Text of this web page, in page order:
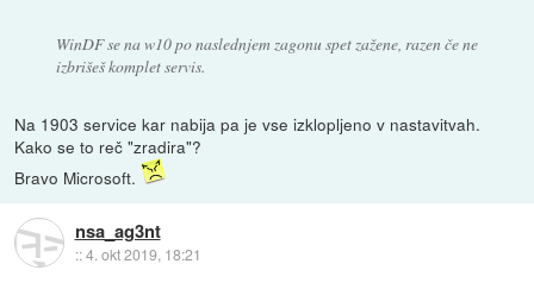
WinDF se na w10 po naslednjem zagonu spet zažene, razen če ne
izbrišeš komplet servis.
Na 1903 service kar nabija pa je vse izklopljeno v nastavitvah.
Kako se to reč "zradira"?
Bravo Microsoft.
nsa_ag3nt
::4. okt 2019, 18:21